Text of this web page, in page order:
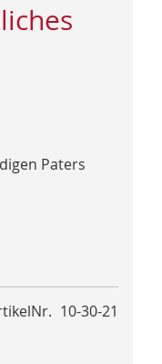
Paters
10-30-21